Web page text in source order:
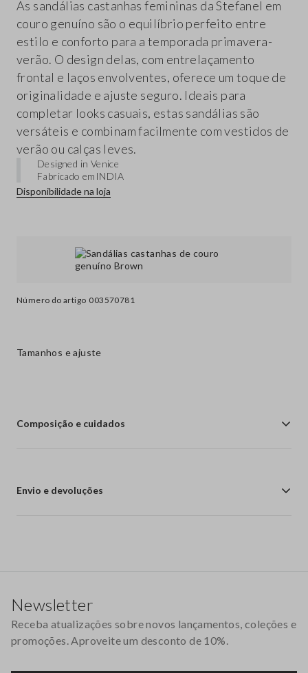
Número do artigo 003570781
As sandálias castanhas femininas da Stefanel em
couro genuíno são o equilíbrio perfeito entre
estilo e conforto para a temporada primavera-
verão. O design delas, com entrelaçamento
frontal e laços envolventes, oferece um toque de
originalidade e ajuste seguro. Ideais para
completar looks casuais, estas sandálias são
versáteis e combinam facilmente com vestidos de
verão ou calças leves.
Designed in Venice
Fabricado em INDIA
Disponibilidade na loja
Tamanhos e ajuste
Composição e cuidados
Envio e devoluções
Newsletter
Receba atualizações sobre novos lançamentos, coleções e
promoções. Aproveite um desconto de 10%.